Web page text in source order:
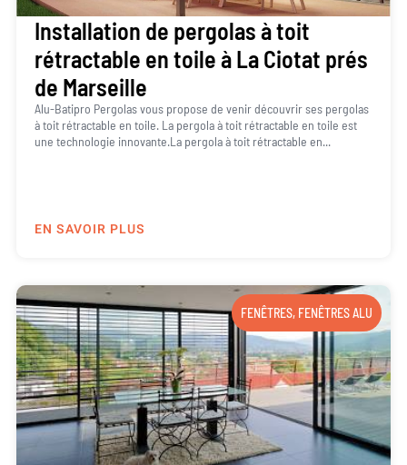
Installation de pergolas à toit
rétractable en toile à La Ciotat prés
de Marseille
Alu-Batipro Pergolas vous propose de venir découvrir ses pergolas
à toit rétractable en toile. La pergola à toit rétractable en toile est
une technologie innovante.La pergola à toit rétractable en...
EN SAVOIR PLUS
FENÊTRES, FENÊTRES ALU